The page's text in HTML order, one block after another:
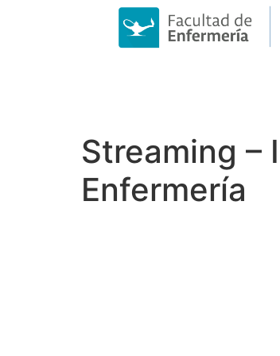
Streaming –
Enfermería